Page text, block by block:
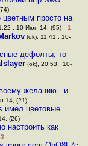
цветным просто на
, 10-Июн-14, (95) –1
(ok), 11:41 , 10-
дефолты, то
(ok), 20:53 , 10-
желанию - и
14, (21)
имел цветовые
(26)
настроить как